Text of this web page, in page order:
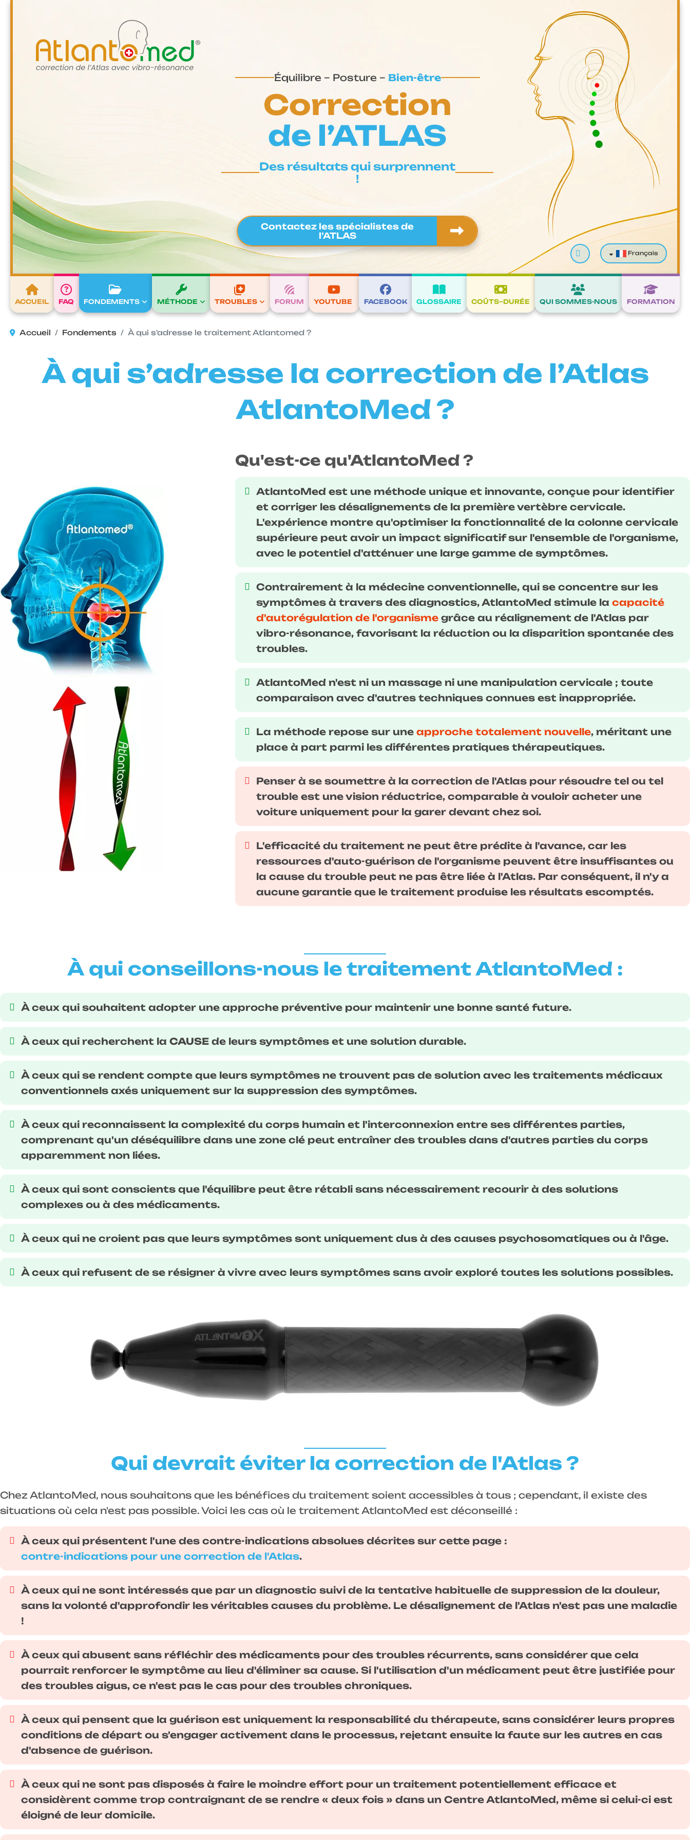
Équilibre – Posture – Bien-être
Correction
de l’ATLAS
Des résultats qui surprennent
!
Contactez les spécialistes de
l’ATLAS
Valider Français
ACCUEIL FAQ FONDEMENTS MÉTHODE TROUBLES FORUM YOUTUBE FACEBOOK GLOSSAIRE COÛTS–DURÉE QUI SOMMES-NOUS FORMATION
Accueil Fondements À qui s'adresse le traitement Atlantomed ?
À qui s’adresse la correction de l’Atlas
AtlantoMed ?
Qu'est-ce qu'AtlantoMed ?
AtlantoMed est une méthode unique et innovante, conçue pour identifier
et corriger les désalignements de la première vertèbre cervicale.
L'expérience montre qu'optimiser la fonctionnalité de la colonne cervicale
supérieure peut avoir un impact significatif sur l'ensemble de l'organisme,
avec le potentiel d'atténuer une large gamme de symptômes.
Contrairement à la médecine conventionnelle, qui se concentre sur les
symptômes à travers des diagnostics, AtlantoMed stimule la capacité
d'autorégulation de l'organisme grâce au réalignement de l'Atlas par
vibro-résonance, favorisant la réduction ou la disparition spontanée des
troubles.
AtlantoMed n'est ni un massage ni une manipulation cervicale ; toute
comparaison avec d'autres techniques connues est inappropriée.
La méthode repose sur une approche totalement nouvelle, méritant une
place à part parmi les différentes pratiques thérapeutiques.
Penser à se soumettre à la correction de l'Atlas pour résoudre tel ou tel
trouble est une vision réductrice, comparable à vouloir acheter une
voiture uniquement pour la garer devant chez soi.
L'efficacité du traitement ne peut être prédite à l'avance, car les
ressources d'auto-guérison de l'organisme peuvent être insuffisantes ou
la cause du trouble peut ne pas être liée à l'Atlas. Par conséquent, il n'y a
aucune garantie que le traitement produise les résultats escomptés.
À qui conseillons-nous le traitement AtlantoMed :
À ceux qui souhaitent adopter une approche préventive pour maintenir une bonne santé future.
À ceux qui recherchent la CAUSE de leurs symptômes et une solution durable.
À ceux qui se rendent compte que leurs symptômes ne trouvent pas de solution avec les traitements médicaux
conventionnels axés uniquement sur la suppression des symptômes.
À ceux qui reconnaissent la complexité du corps humain et l'interconnexion entre ses différentes parties,
comprenant qu'un déséquilibre dans une zone clé peut entraîner des troubles dans d'autres parties du corps
apparemment non liées.
À ceux qui sont conscients que l'équilibre peut être rétabli sans nécessairement recourir à des solutions
complexes ou à des médicaments.
À ceux qui ne croient pas que leurs symptômes sont uniquement dus à des causes psychosomatiques ou à l'âge.
À ceux qui refusent de se résigner à vivre avec leurs symptômes sans avoir exploré toutes les solutions possibles.
Qui devrait éviter la correction de l'Atlas ?
Chez AtlantoMed, nous souhaitons que les bénéfices du traitement soient accessibles à tous ; cependant, il existe des
situations où cela n'est pas possible. Voici les cas où le traitement AtlantoMed est déconseillé :
À ceux qui présentent l'une des contre-indications absolues décrites sur cette page :
contre-indications pour une correction de l'Atlas.
À ceux qui ne sont intéressés que par un diagnostic suivi de la tentative habituelle de suppression de la douleur,
sans la volonté d'approfondir les véritables causes du problème. Le désalignement de l'Atlas n'est pas une maladie
!
À ceux qui abusent sans réfléchir des médicaments pour des troubles récurrents, sans considérer que cela
pourrait renforcer le symptôme au lieu d'éliminer sa cause. Si l'utilisation d'un médicament peut être justifiée pour
des troubles aigus, ce n'est pas le cas pour des troubles chroniques.
À ceux qui pensent que la guérison est uniquement la responsabilité du thérapeute, sans considérer leurs propres
conditions de départ ou s'engager activement dans le processus, rejetant ensuite la faute sur les autres en cas
d'absence de guérison.
À ceux qui ne sont pas disposés à faire le moindre effort pour un traitement potentiellement efficace et
considèrent comme trop contraignant de se rendre « deux fois » dans un Centre AtlantoMed, même si celui-ci est
éloigné de leur domicile.